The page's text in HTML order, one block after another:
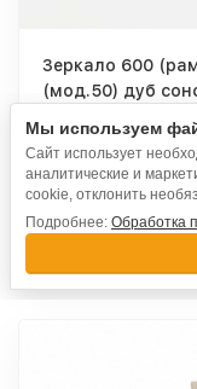
Зеркало 600
(мод.50) дуб
4 470₽
Мы используем
Сайт использует
аналитические и
cookie, отклонить
Подробнее: Обработка